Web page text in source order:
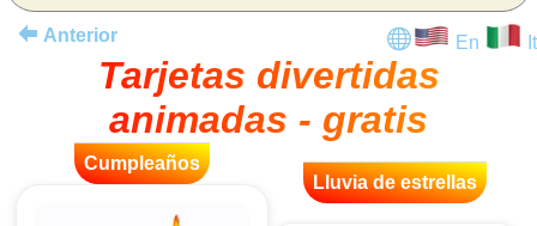
Anterior En It
Tarjetas divertidas
animadas - gratis
Cumpleaños
Lluvia de estrellas